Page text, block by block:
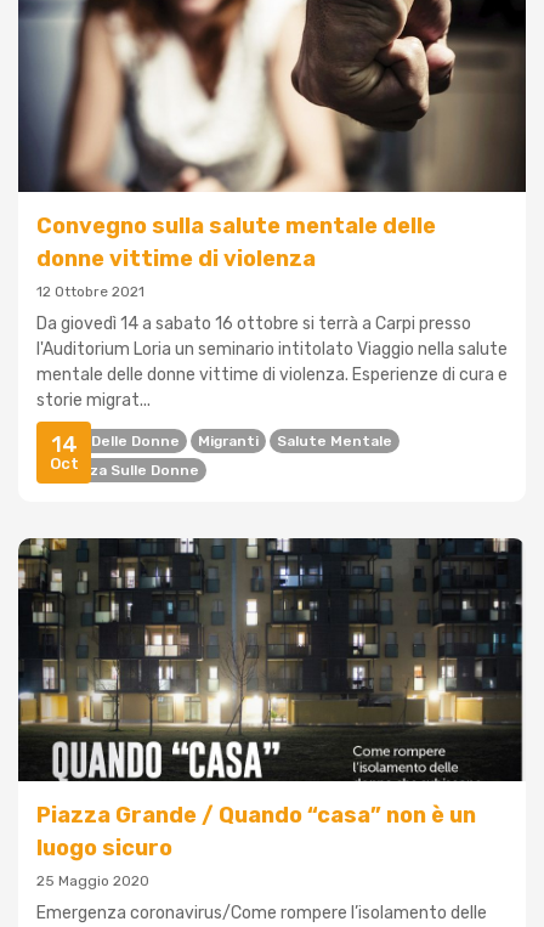
14
Oct
Convegno sulla salute mentale delle
donne vittime di violenza
12 Ottobre 2021
Da giovedì 14 a sabato 16 ottobre si terrà a Carpi presso
l'Auditorium Loria un seminario intitolato Viaggio nella salute
mentale delle donne vittime di violenza. Esperienze di cura e
storie migrat...
Diritti Delle Donne Migranti
Salute Mentale
Violenza Sulle Donne
Piazza Grande / Quando “casa” non è un
luogo sicuro
25 Maggio 2020
Emergenza coronavirus/Come rompere l’isolamento delle